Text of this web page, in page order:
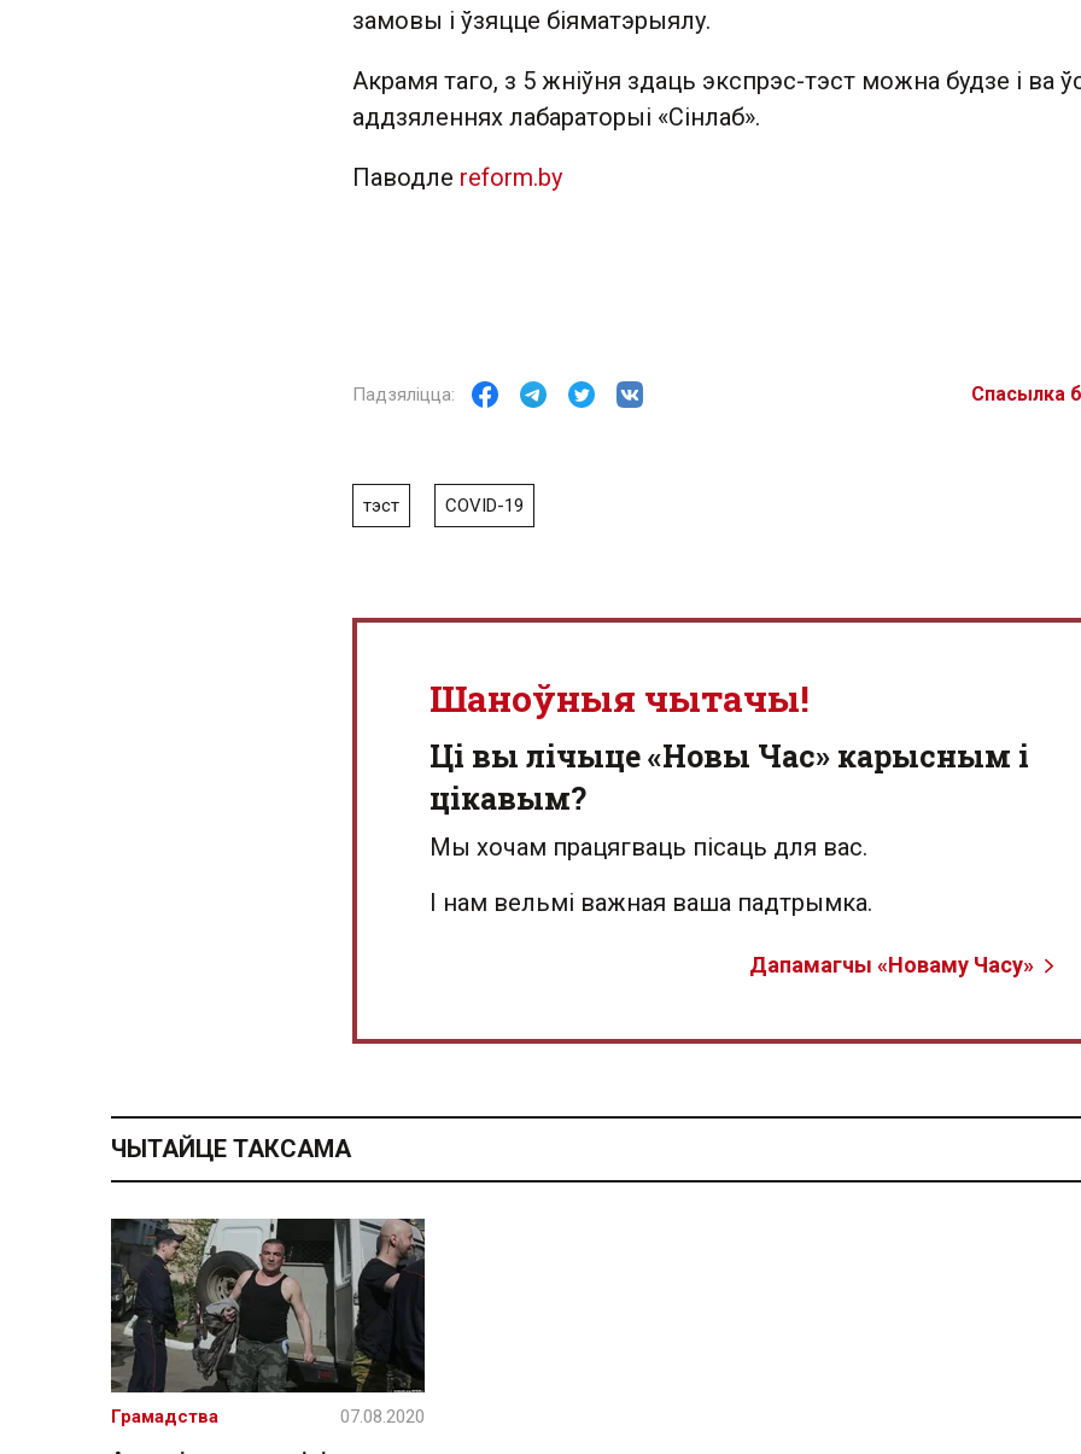
замовы і ўзяцце біяматэрыялу.
Акрамя таго, з 5 жніўня здаць экспрэс-тэст можна будзе і ва
аддзяленнях лабараторыі «Сінлаб».
Паводле reform.by
Спасылка
тэст COVID-19
Шаноўныя чытачы!
Ці вы лічыце «Новы Час» карысным і
цікавым?
Мы хочам працягваць пісаць для вас.
І нам вельмі важная ваша падтрымка.
Дапамагчы «Новаму Часу»
ЧЫТАЙЦЕ ТАКСАМА
Грамадства 07.08.2020